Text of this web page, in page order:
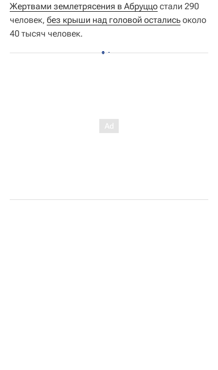
Жертвами землетрясения в Абруццостали 290
человек, без крыши над головой осталисьоколо
40 тысяч человек.